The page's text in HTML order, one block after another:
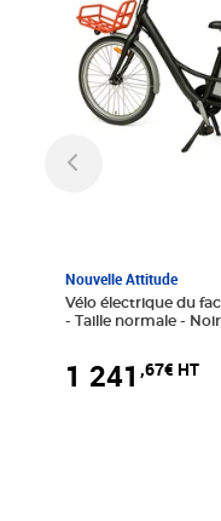
Nouvelle Attitude
Vélo électrique du
- Taille normale -
1 241 ,67€ HT